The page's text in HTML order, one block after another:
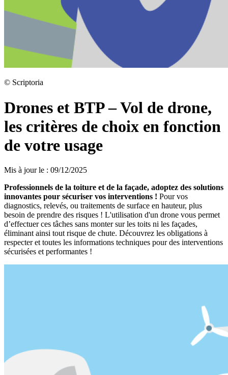
© Scriptoria
Drones et BTP – Vol de drone,
les critères de choix en fonction
de votre usage
Mis à jour le : 09/12/2025
Professionnels de la toiture et de la façade, adoptez des solutions
innovantes pour sécuriser vos interventions ! Pour vos
diagnostics, relevés, ou traitements de surface en hauteur, plus
besoin de prendre des risques ! L'utilisation d'un drone vous permet
d’effectuer ces tâches sans monter sur les toits ni les façades,
éliminant ainsi tout risque de chute. Découvrez les obligations à
respecter et toutes les informations techniques pour des interventions
sécurisées et performantes !